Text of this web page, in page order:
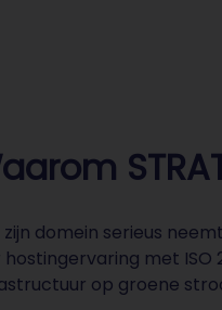
zijn domein serieus
hostingervaring met
op groene